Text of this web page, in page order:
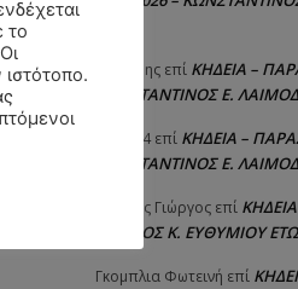
Λευτέρης επί ΚΗΔΕΙΑ –
ΚΩΝΣΤΑΝΤΙΝΟΣ Ε.
Raniad4 επί ΚΗΔΕΙΑ –
ΚΩΝΣΤΑΝΤΙΝΟΣ Ε.
Σιούτης Γιώργος επί
ΑΓΓΕΛΟΣ Κ. ΕΥΘΥΜΙΟΥ
Γκομπλια Φωτεινή επί
το